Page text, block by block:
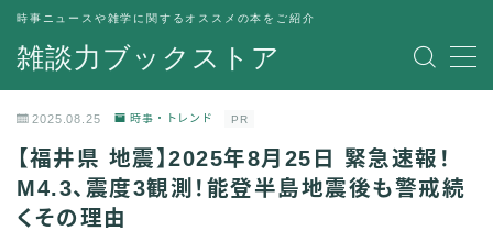
雑談力ブックストア
時事ニュースや雑学に関するオススメの本をご紹介
MENU
運営者情報
2025.08.25 時事・トレンド PR
【福井県 地震】2025年8月25日 緊急速報！
M4.3、震度3観測！能登半島地震後も警戒続
くその理由